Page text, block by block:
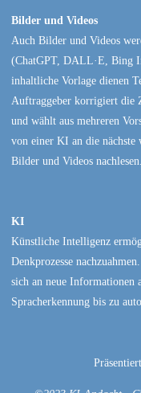
Bilder und Videos
Auch Bilder und Videos
(ChatGPT, DALL·E, Bing
inhaltliche Vorlage dienen
Auftraggeber korrigiert die
und wählt aus mehreren
von einer KI an die nächste
Bilder und Videos nachlesen.
KI
Künstliche Intelligenz
Denkprozesse
sich an neue Informationen
Spracherkennung bis zu